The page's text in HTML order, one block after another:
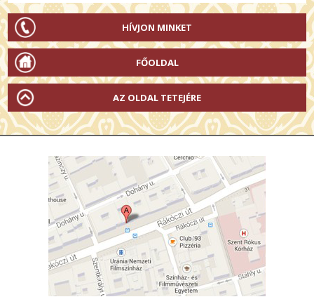
HÍVJON MINKET
FŐOLDAL
AZ OLDAL TETEJÉRE